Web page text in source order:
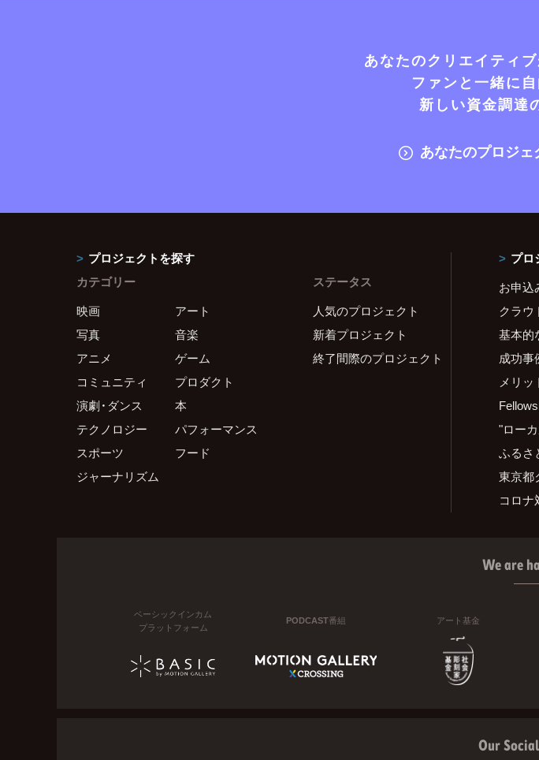
あなたのクリエイティ
ファンと一緒に
新しい資金調達
あなたのプロジ
プロジェクトを探す
カテゴリー
映画
アート
写真
音楽
アニメ
ゲーム
コミュニティ
プロダクト
演劇・ダンス
本
テクノロジー
パフォーマンス
スポーツ
フード
ジャーナリズム
ステータス
人気のプロジェクト
新着プロジェクト
終了間際のプロジェクト
プロ
お申込
クラウ
基本的
成功事
メリッ
"ロー
ふるさ
東京都
コロナ
We are
ベーシックインカム
プラットフォーム
PODCAST番組 アート基金
Our